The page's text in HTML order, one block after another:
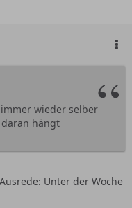
wieder selber
hängt
Unter der Woche